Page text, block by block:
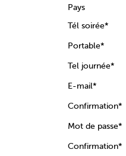
Pays
Tél soirée*
Portable*
Tel journée*
E-mail*
Confirmation*
Mot de passe*
Confirmation*